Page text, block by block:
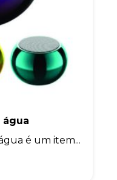
água
é um item...